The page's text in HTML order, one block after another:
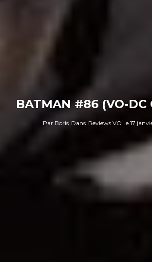
BATMAN #86 (VO-DC
Par Boris Dans Reviews VO le 17